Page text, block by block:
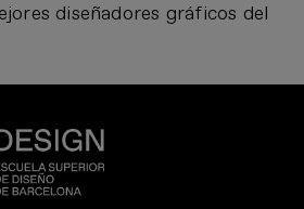
diseñadores gráficos del